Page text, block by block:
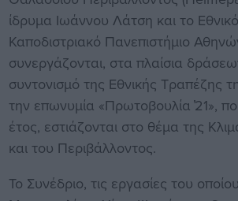
ίδρυμα Ιωάννου Λάτση και το
Καποδιστριακό Πανεπιστήμιο
συνεργάζονται, στα πλαίσια
συντονισμό της Εθνικής Τραπέζης
την επωνυμία «Πρωτοβουλία ̓21»,
έτος, εστιάζονται στο θέμα της
και του Περιβάλλοντος.
Το Συνέδριο, τις εργασίες του